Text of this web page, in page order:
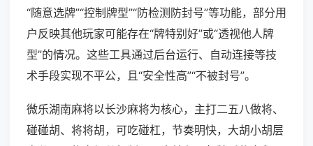
“随意选牌”“控制牌型”“防检测防封号”等功能，部分用
户反映其他玩家可能存在“牌特别好”或“透视他人牌
型”的情况。这些工具通过后台运行、自动连接等技
术手段实现不平公，且“安全性高”“不被封号”。
微乐湖南麻将以长沙麻将为核心，主打二五八做将、
碰碰胡、将将胡，可吃碰杠，节奏明快，大胡小胡层